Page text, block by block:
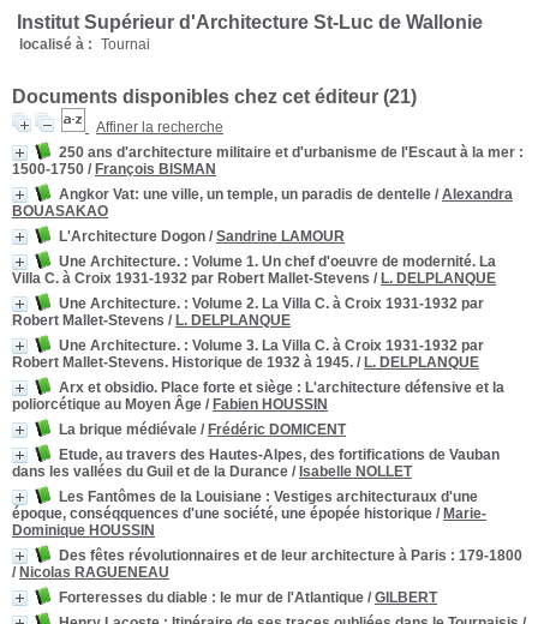
Institut Supérieur d'Architecture St-Luc de Wallonie
localisé à : Tournai
Documents disponibles chez cet éditeur (21)
Affiner la recherche
250 ans d'architecture militaire et d'urbanisme de l'Escaut à la mer :
1500-1750 / François BISMAN
Angkor Vat: une ville, un temple, un paradis de dentelle / Alexandra
BOUASAKAO
L'Architecture Dogon / Sandrine LAMOUR
Une Architecture. : Volume 1. Un chef d'oeuvre de modernité. La
Villa C. à Croix 1931-1932 par Robert Mallet-Stevens / L. DELPLANQUE
Une Architecture. : Volume 2. La Villa C. à Croix 1931-1932 par
Robert Mallet-Stevens / L. DELPLANQUE
Une Architecture. : Volume 3. La Villa C. à Croix 1931-1932 par
Robert Mallet-Stevens. Historique de 1932 à 1945. / L. DELPLANQUE
Arx et obsidio. Place forte et siège : L'architecture défensive et la
poliorcétique au Moyen Âge / Fabien HOUSSIN
La brique médiévale / Frédéric DOMICENT
Etude, au travers des Hautes-Alpes, des fortifications de Vauban
dans les vallées du Guil et de la Durance / Isabelle NOLLET
Les Fantômes de la Louisiane : Vestiges architecturaux d'une
époque, conséqquences d'une société, une épopée historique / Marie-
Dominique HOUSSIN
Des fêtes révolutionnaires et de leur architecture à Paris : 179-1800
/ Nicolas RAGUENEAU
Forteresses du diable : le mur de l'Atlantique / GILBERT